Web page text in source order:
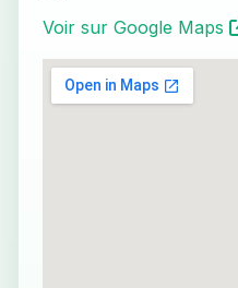
Voir sur Google Maps